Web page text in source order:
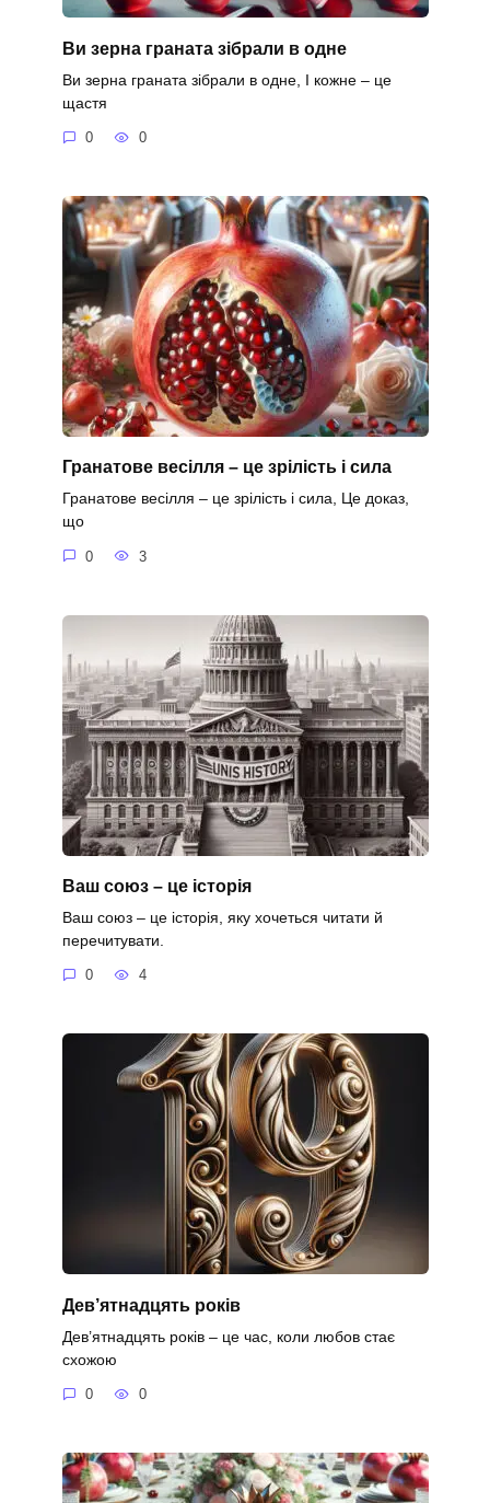
Ви зерна граната зібрали в одне
Ви зерна граната зібрали в одне, І кожне – це
щастя
0 0
Гранатове весілля – це зрілість і сила
Гранатове весілля – це зрілість і сила, Це доказ,
що
0 3
Ваш союз – це історія
Ваш союз – це історія, яку хочеться читати й
перечитувати.
0 4
Дев’ятнадцять років
Дев’ятнадцять років – це час, коли любов стає
схожою
0 0